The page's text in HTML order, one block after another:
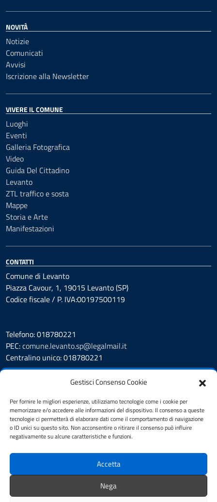
Gestisci Consenso Cookie
Per fornire le migliori esperienze, utilizziamo tecnologie come i cookie per
memorizzare e/o accedere alle informazioni del dispositivo. Il consenso a queste
tecnologie ci permetterà di elaborare dati come il comportamento di navigazione
o ID unici su questo sito. Non acconsentire o ritirare il consenso può influire
negativamente su alcune caratteristiche e funzioni.
Accetta
Nega
NOVITÀ
Notizie
Comunicati
Avvisi
Iscrizione alla Newsletter
VIVERE IL COMUNE
Luoghi
Eventi
Galleria Fotografica
Video
Guida Del Cittadino
Levanto
ZTL traffico e sosta
Mappe
Storia e Arte
Manifestazioni
CONTATTI
Comune di Levanto
Piazza Cavour, 1, 19015 Levanto (SP)
Codice fiscale / P. IVA:00197500119
Telefono: 018780221
PEC:comune.levanto.sp@legalmail.it
Centralino unico: 018780221
Prenotazione appuntamento
Segnalazione disservizio
Whistleblowing
Amministrazione Trasparente
Albo Pretorio
Informativa privacy
Dichiarazione di accessibilità
Feedback